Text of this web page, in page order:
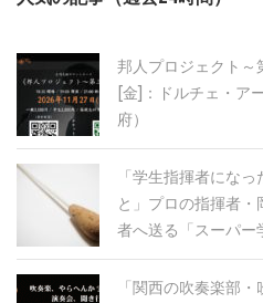
イ
邦人プロジェクト～
[金]：ドルチェ・ア
府）
「学生指揮者にな
と」プロの指揮者
者へ送る「スーパー
「関西の吹奏楽部